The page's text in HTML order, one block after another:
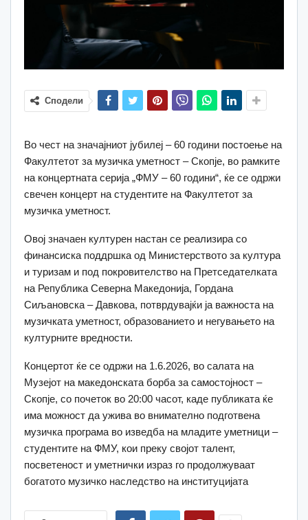
Сподели
Во чест на значајниот јубилеј – 60 години постоење на
Факултетот за музичка уметност – Скопје, во рамките
на концертната серија „ФМУ – 60 години“, ќе се одржи
свечен концерт на студентите на Факултетот за
музичка уметност.
Овој значаен културен настан се реализира со
финансиска поддршка од Министерството за култура
и туризам и под покровителство на Претседателката
на Република Северна Македонија, Гордана
Сиљановска – Давкова, потврдувајќи ја важноста на
музичката уметност, образованието и негувањето на
културните вредности.
Концертот ќе се одржи на 1.6.2026, во салата на
Музејот на македонската борба за самостојност –
Скопје, со почеток во 20:00 часот, каде публиката ќе
има можност да ужива во внимателно подготвена
музичка програма во изведба на младите уметници –
студентите на ФМУ, кои преку својот талент,
посветеност и уметнички израз го продолжуваат
богатото музичко наследство на институцијата